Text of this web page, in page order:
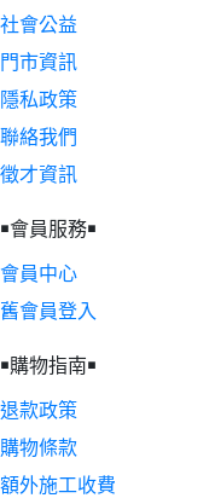
社會公益
門市資訊
隱私政策
聯絡我們
徵才資訊
￭會員服務￭
會員中心
舊會員登入
￭購物指南￭
退款政策
購物條款
額外施工收費